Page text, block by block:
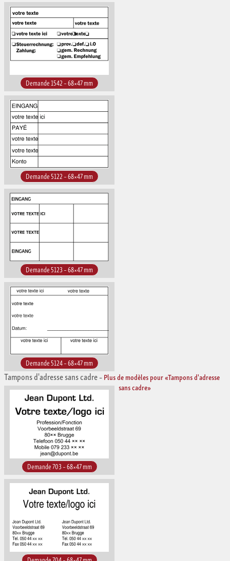
Demande 1542 – 68×47 mm
Demande 5122 – 68×47 mm
Demande 5123 – 68×47 mm
Demande 5124 – 68×47 mm
Tampons d'adresse sans cadre–Plus de modèles pour «Tampons d'adresse
sans cadre»
Demande 703 – 68×47 mm